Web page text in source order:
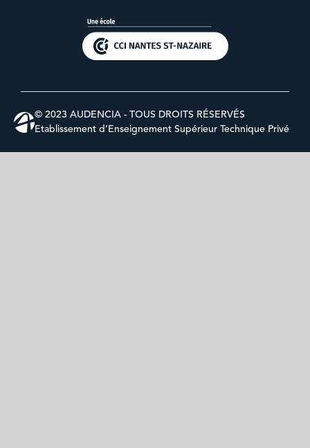
© 2023 AUDENCIA - TOUS DROITS RÉSERVÉS
Etablissement d’Enseignement Supérieur Technique Privé